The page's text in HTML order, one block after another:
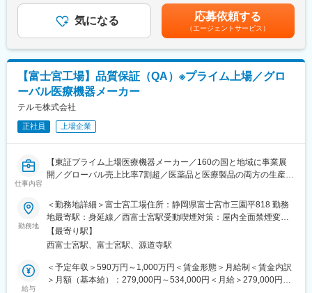
って業務を推進します。積極的に取り組むことで、コミュニケー
ション能力やリーダーシップを身につけることができます。
変更の範囲：会社の定める業務
・空調設備の維持管理に関する改修、修繕工事
・消防設備の維持管理に関する法令点検、修繕工事
※スキルによっては工事施工管理の業務を担います。
に発生しません。)
＜担う役割＞
保全業務全般に携わっていただきますが、直近では新規ライン設
営に伴う建屋、ユーティリティー設備工事のタスク管理及び、安
全を優先した施工管理（外部業者のコントロール）を想定してい
ます。ただし、ご経験やスキルに応じて、担当いただく業務は柔
軟に検討します。
※入職後は工場設備の理解を深めるため、2ヶ月程度の交替勤務研
修を予定しております。
＜組織について＞
約30名の組織で、工場内で担当領域ごとに複数のチームに分かれ
ており、1チーム5～６名程度です。キャリア採用での入社者も複
数名おります。保全課は日勤と三交替勤務があり、今回は日勤担
・交替勤務：工場ユーティリティ設備（ボイラー、コンプレッサ
ー、空調機、排水等）のルーチン点検や法令点検が主業務
り、選考を通じて上下する可能性があります。月給(月額)は固定手
当を含めた表記です。
気になる 応募依頼する
（エージェントサービス）
【富士宮工場】品質保証（QA）※プライム上場／グロ
ーバル医療機器メーカー
テルモ株式会社
正社員 上場企業
仕事内容
【東証プライム上場医療機器メーカー／160の国と地域に事業展
開／グローバル売上比率7割超／医薬品と医療製品の両方の生産を
■求人概要：
テルモでは、一般家庭用の体温計や血圧計から、病院用の体温
計、血圧計、輸液ポンプなど、医療用電気機器（ME機器）に関す
る幅広い製品ラインナップを持っています。本ポジションでは富
士宮工場で製造している製品に関する製品の品質保証を担ってい
ただく方募集します。
勤務地
＜勤務地詳細＞富士宮工場住所：静岡県富士宮市三園平818 勤務
地最寄駅：身延線／西富士宮駅受動喫煙対策：屋内全面禁煙変更
の範囲：会社の定める事業所（リモートワーク含む）
【最寄り駅】
西富士宮駅、富士宮駅、源道寺駅
給与
＜予定年収＞590万円～1,000万円＜賃金形態＞月給制＜賃金内訳
＞月額（基本給）：279,000円～534,000円＜月給＞279,000円～